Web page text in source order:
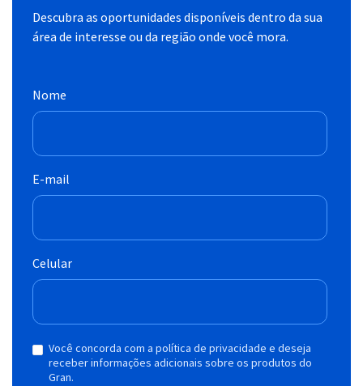
Descubra as oportunidades disponíveis dentro da sua
área de interesse ou da região onde você mora.
Nome
E-mail
Celular
Você concorda com a política de privacidade e deseja
receber informações adicionais sobre os produtos do
Gran.